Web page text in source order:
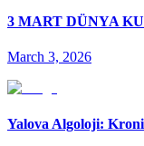
3 MART DÜNYA
March 3, 2026
Yalova Algoloji: